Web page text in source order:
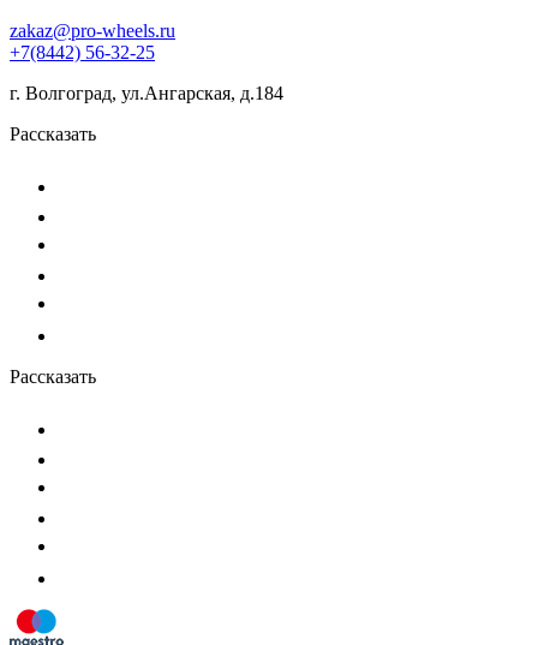
zakaz@pro-wheels.ru
+7(8442) 56-32-25
г. Волгоград, ул.Ангарская, д.184
Рассказать
Рассказать